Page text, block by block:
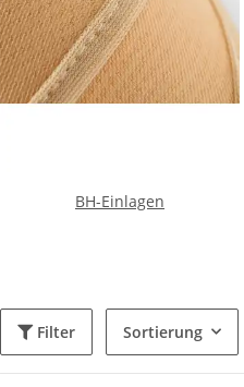
BH-Einlagen
Filter Sortierung